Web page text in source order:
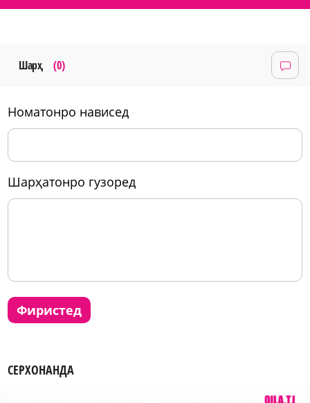
Шарҳ (0)
номатонро нависед
шарҳатонро гузоред
фиристед
СЕРХОНАНДА